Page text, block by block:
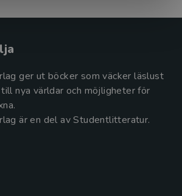
ger ut böcker som väcker läslust
nya världar och möjligheter för
är en del av Studentlitteratur.